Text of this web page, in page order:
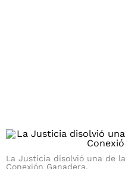
La Justicia disolvió una de
Conexión Ganadera.